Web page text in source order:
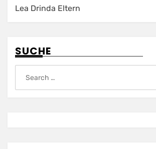
Lea Drinda Eltern
SUCHE